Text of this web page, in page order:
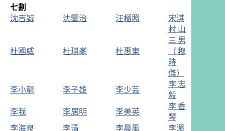
七劃
沈吉誠
沈鑒治 汪榴照 宋淇
杜國威 杜琪峯 杜惠東
村山
三男
（穆
時
傑）
李小龍
李子雄 李少芸
李志
毅
李我
李居明 李美英
李香
琴
李海泉
李清 李晨風 李湄